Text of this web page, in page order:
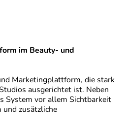
im Beauty- und
Marketingplattform, die stark
ausgerichtet ist. Neben
System vor allem Sichtbarkeit
zusätzliche